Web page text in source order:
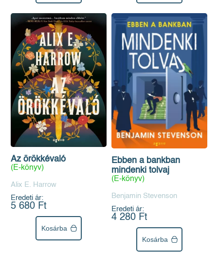
Az örökkévaló
(E-könyv)
Alix E. Harrow
Eredeti ár:
5 680 Ft
Kosárba
Ebben a bankban
mindenki tolvaj
(E-könyv)
Benjamin Stevenson
Eredeti ár:
4 280 Ft
Kosárba